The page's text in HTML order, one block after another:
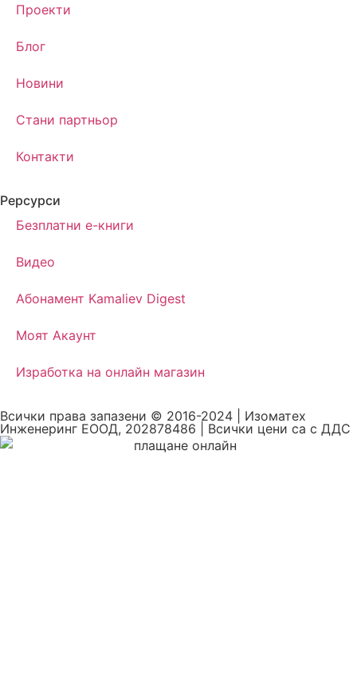
Проекти
Блог
Новини
Стани партньор
Контакти
Рерсурси
Безплатни е-книги
Видео
Абонамент Kamaliev Digest
Моят Акаунт
Изработка на онлайн магазин
Всички права запазени © 2016-2024 | Изоматех
Инженеринг ЕООД, 202878486 | Всички цени са с ДДС